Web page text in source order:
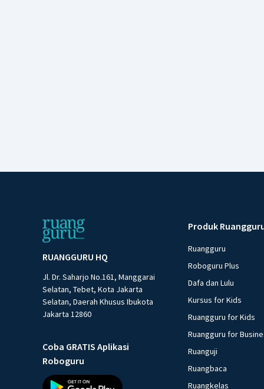
RUANGGURU HQ
Jl. Dr. Saharjo No.161, Manggarai
Selatan, Tebet, Kota Jakarta
Selatan, Daerah Khusus Ibukota
Jakarta 12860
Coba GRATIS Aplikasi
Roboguru
Produk
Ruangguru
Roboguru Plus
Dafa dan Lulu
Kursus for Kids
Ruangguru for Kids
Ruangguru for
Ruanguji
Ruangbaca
Ruangkelas